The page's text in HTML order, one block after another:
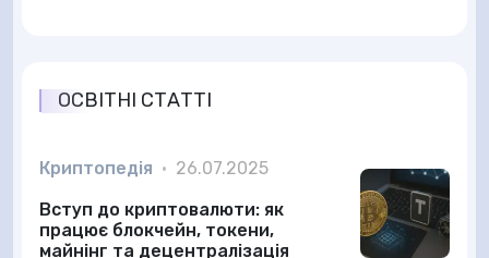
ОСВІТНІ СТАТТІ
Криптопедія • 26.07.2025
Вступ до криптовалюти: як
працює блокчейн, токени,
майнінг та децентралізація